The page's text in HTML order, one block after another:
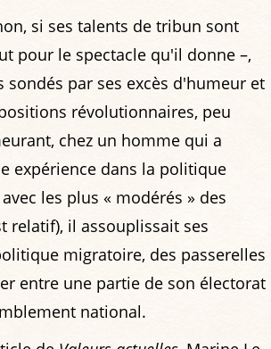
si ses talents de tribun sont
pour le spectacle qu'il donne –,
sondés par ses excès d'humeur et
révolutionnaires, peu
chez un homme qui a
expérience dans la politique
les plus « modérés » des
relatif), il assouplissait ses
migratoire, des passerelles
entre une partie de son électorat
national.